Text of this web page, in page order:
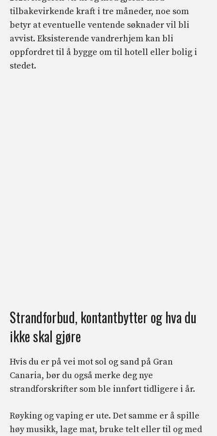
tilbakevirkende kraft i tre måneder, noe som
betyr at eventuelle ventende søknader vil bli
avvist. Eksisterende vandrerhjem kan bli
oppfordret til å bygge om til hotell eller bolig i
stedet.
Strandforbud, kontantbytter og hva du
ikke skal gjøre
Hvis du er på vei mot sol og sand på Gran
Canaria, bør du også merke deg nye
strandforskrifter som ble innført tidligere i år.
Røyking og vaping er ute. Det samme er å spille
høy musikk, lage mat, bruke telt eller til og med